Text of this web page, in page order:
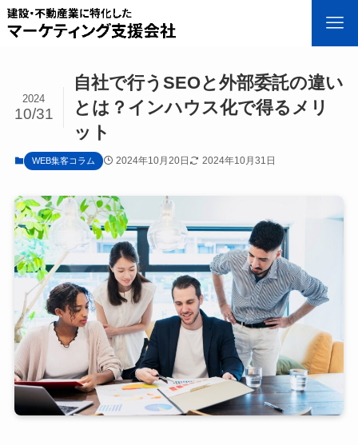
自社で行うSEOと外部委託の違い
とは？インハウス化で得るメリ
ット
2024
10/31
WEB集客コラム 2024年10月20日 2024年10月31日